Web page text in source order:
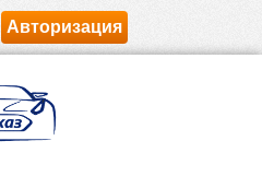
Авторизация